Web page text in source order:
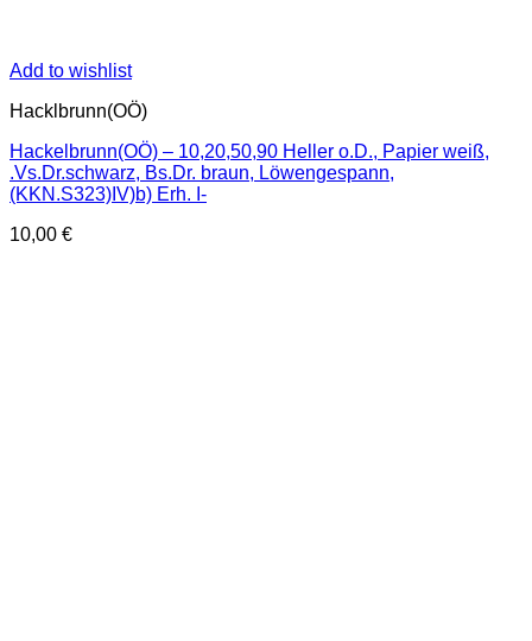
Add to wishlist
Hacklbrunn(OÖ)
Hackelbrunn(OÖ) – 10,20,50,90 Heller o.D., Papier weiß,
.Vs.Dr.schwarz, Bs.Dr. braun, Löwengespann,
(KKN.S323)IV)b) Erh. I-
10,00 €